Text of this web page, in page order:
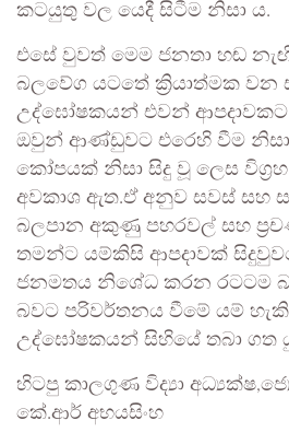
කටයුතු වල යෙදී සිටීම නිසා ය.
එසේ වුවත් මෙම ජනතා හඬ
බලවේග යටතේ ක්‍රියාත්මක වන
උද්ඝෝෂකයන් එවන්
ඔවුන් ආණ්ඩුවට එරෙහි වීම
කෝපයක් නිසා සිදු වූ ලෙස
අවකාශ ඇත.ඒ අනුව සවස් සහ
බලපාන අකුණු පහරවල් සහ
තමන්ට යම්කිසි ආපදාවක්
ජනමතය නිශේධ කරන රටටම
බවට පරිවර්තනය වීමේ යම්
උද්ඝෝෂකයන් සිහියේ තබා ගත
හිටපු කාලගුණ විද්‍යා
කේ.ආර් අභයසිංහ